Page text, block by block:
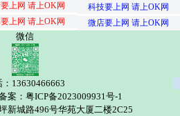
上网 请上OK网
科技要上网 请上OK网
上网 请上OK网 微店要上网 请上OK网
微信
：13630466663
案：粤ICP备2023009931号-1
新城路496号华苑大厦二楼2C25